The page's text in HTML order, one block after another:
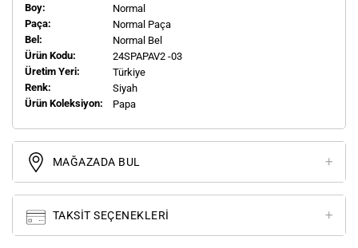
Boy:
Normal
Paça:
Normal Paça
Bel:
Normal Bel
Ürün Kodu:
24SPAPAV2 -03
Üretim Yeri:
Türkiye
Renk:
Siyah
Ürün Koleksiyon:
Papa
MAĞAZADA BUL
TAKSIT SEÇENEKLERI